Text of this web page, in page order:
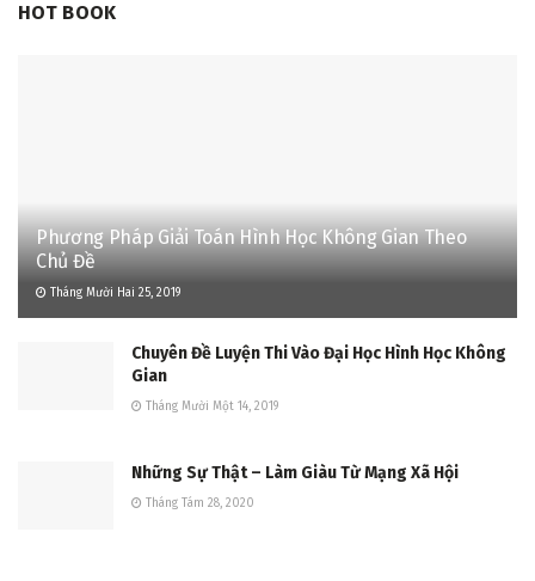
HOT BOOK
Phương Pháp Giải Toán Hình Học Không Gian Theo
Chủ Đề
Tháng Mười Hai 25, 2019
Chuyên Đề Luyện Thi Vào Đại Học Hình Học Không
Gian
Tháng Mười Một 14, 2019
Những Sự Thật – Làm Giàu Từ Mạng Xã Hội
Tháng Tám 28, 2020